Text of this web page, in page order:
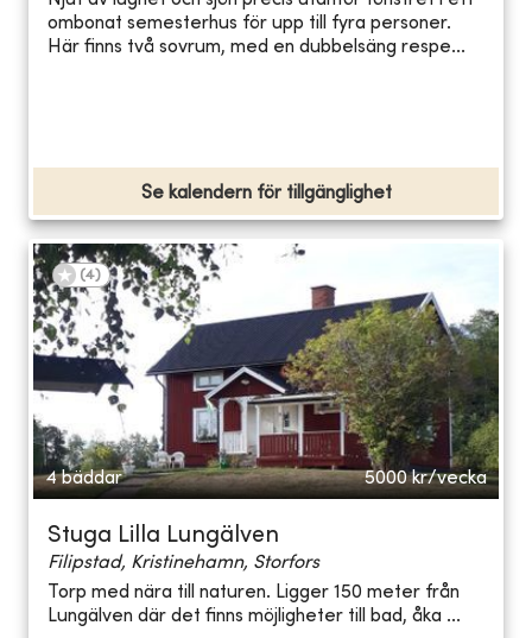
ombonat semesterhus för upp till fyra personer.
Här finns två sovrum, med en dubbelsäng respe...
Se kalendern för tillgänglighet
(4)
4 bäddar 5000 kr/vecka
Stuga Lilla Lungälven
Filipstad, Kristinehamn, Storfors
Torp med nära till naturen. Ligger 150 meter från
Lungälven där det finns möjligheter till bad, åka ...